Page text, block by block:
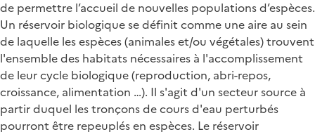
de permettre l’accueil de nouvelles populations d’espèces.
Un réservoir biologique se définit comme une aire au sein
de laquelle les espèces (animales et/ou végétales) trouvent
l'ensemble des habitats nécessaires à l'accomplissement
de leur cycle biologique (reproduction, abri-repos,
croissance, alimentation …). Il s'agit d'un secteur source à
partir duquel les tronçons de cours d'eau perturbés
pourront être repeuplés en espèces. Le réservoir